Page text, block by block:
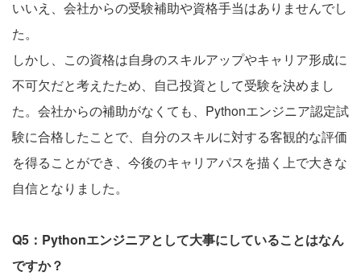
いいえ、会社からの受験補助や資格手当はありませんでし
た。
しかし、この資格は自身のスキルアップやキャリア形成に
不可欠だと考えたため、自己投資として受験を決めまし
た。会社からの補助がなくても、Pythonエンジニア認定試
験に合格したことで、自分のスキルに対する客観的な評価
を得ることができ、今後のキャリアパスを描く上で大きな
自信となりました。
Q5：Pythonエンジニアとして大事にしていることはなん
ですか？